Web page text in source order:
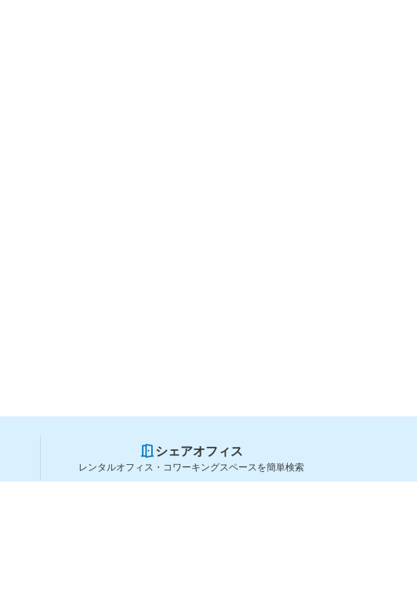
シェアオフィス
レンタルオフィス・コワーキングスペースを簡単検索